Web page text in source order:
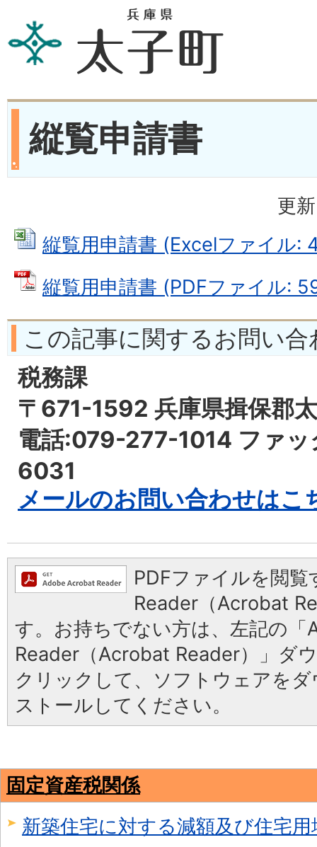
縦覧申請書
更
縦覧用申請書 (Excelファイル:
縦覧用申請書 (PDFファイル:
この記事に関するお問い合
税務課
〒671-1592 兵庫県揖保郡
電話:079-277-1014 ファ
6031
メールのお問い合わせはこ
PDFファイルを閲
Reader（Acrobat
す。お持ちでない方は、左記の「
Reader（Acrobat Reader）」ダ
クリックして、ソフトウェアを
ストールしてください。
固定資産税関係
新築住宅に対する減額及び住宅